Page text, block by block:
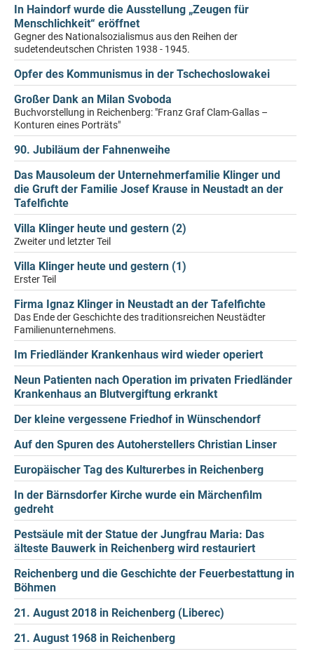
In Haindorf wurde die Ausstellung „Zeugen für
Menschlichkeit“ eröffnet
Gegner des Nationalsozialismus aus den Reihen der
sudetendeutschen Christen 1938 - 1945.
Opfer des Kommunismus in der Tschechoslowakei
Großer Dank an Milan Svoboda
Buchvorstellung in Reichenberg: "Franz Graf Clam-Gallas –
Konturen eines Porträts"
90. Jubiläum der Fahnenweihe
Das Mausoleum der Unternehmerfamilie Klinger und
die Gruft der Familie Josef Krause in Neustadt an der
Tafelfichte
Villa Klinger heute und gestern (2)
Zweiter und letzter Teil
Villa Klinger heute und gestern (1)
Erster Teil
Firma Ignaz Klinger in Neustadt an der Tafelfichte
Das Ende der Geschichte des traditionsreichen Neustädter
Familienunternehmens.
Im Friedländer Krankenhaus wird wieder operiert
Neun Patienten nach Operation im privaten Friedländer
Krankenhaus an Blutvergiftung erkrankt
Der kleine vergessene Friedhof in Wünschendorf
Auf den Spuren des Autoherstellers Christian Linser
Europäischer Tag des Kulturerbes in Reichenberg
In der Bärnsdorfer Kirche wurde ein Märchenfilm
gedreht
Pestsäule mit der Statue der Jungfrau Maria: Das
älteste Bauwerk in Reichenberg wird restauriert
Reichenberg und die Geschichte der Feuerbestattung in
Böhmen
21. August 2018 in Reichenberg (Liberec)
21. August 1968 in Reichenberg